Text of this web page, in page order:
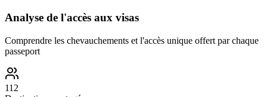
Analyse de l'accès aux visas
Comprendre les chevauchements et l'accès unique offert par chaque
passeport
112